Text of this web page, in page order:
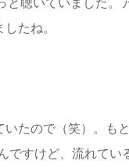
たね。
たので（笑）。も
ですけど、流れて